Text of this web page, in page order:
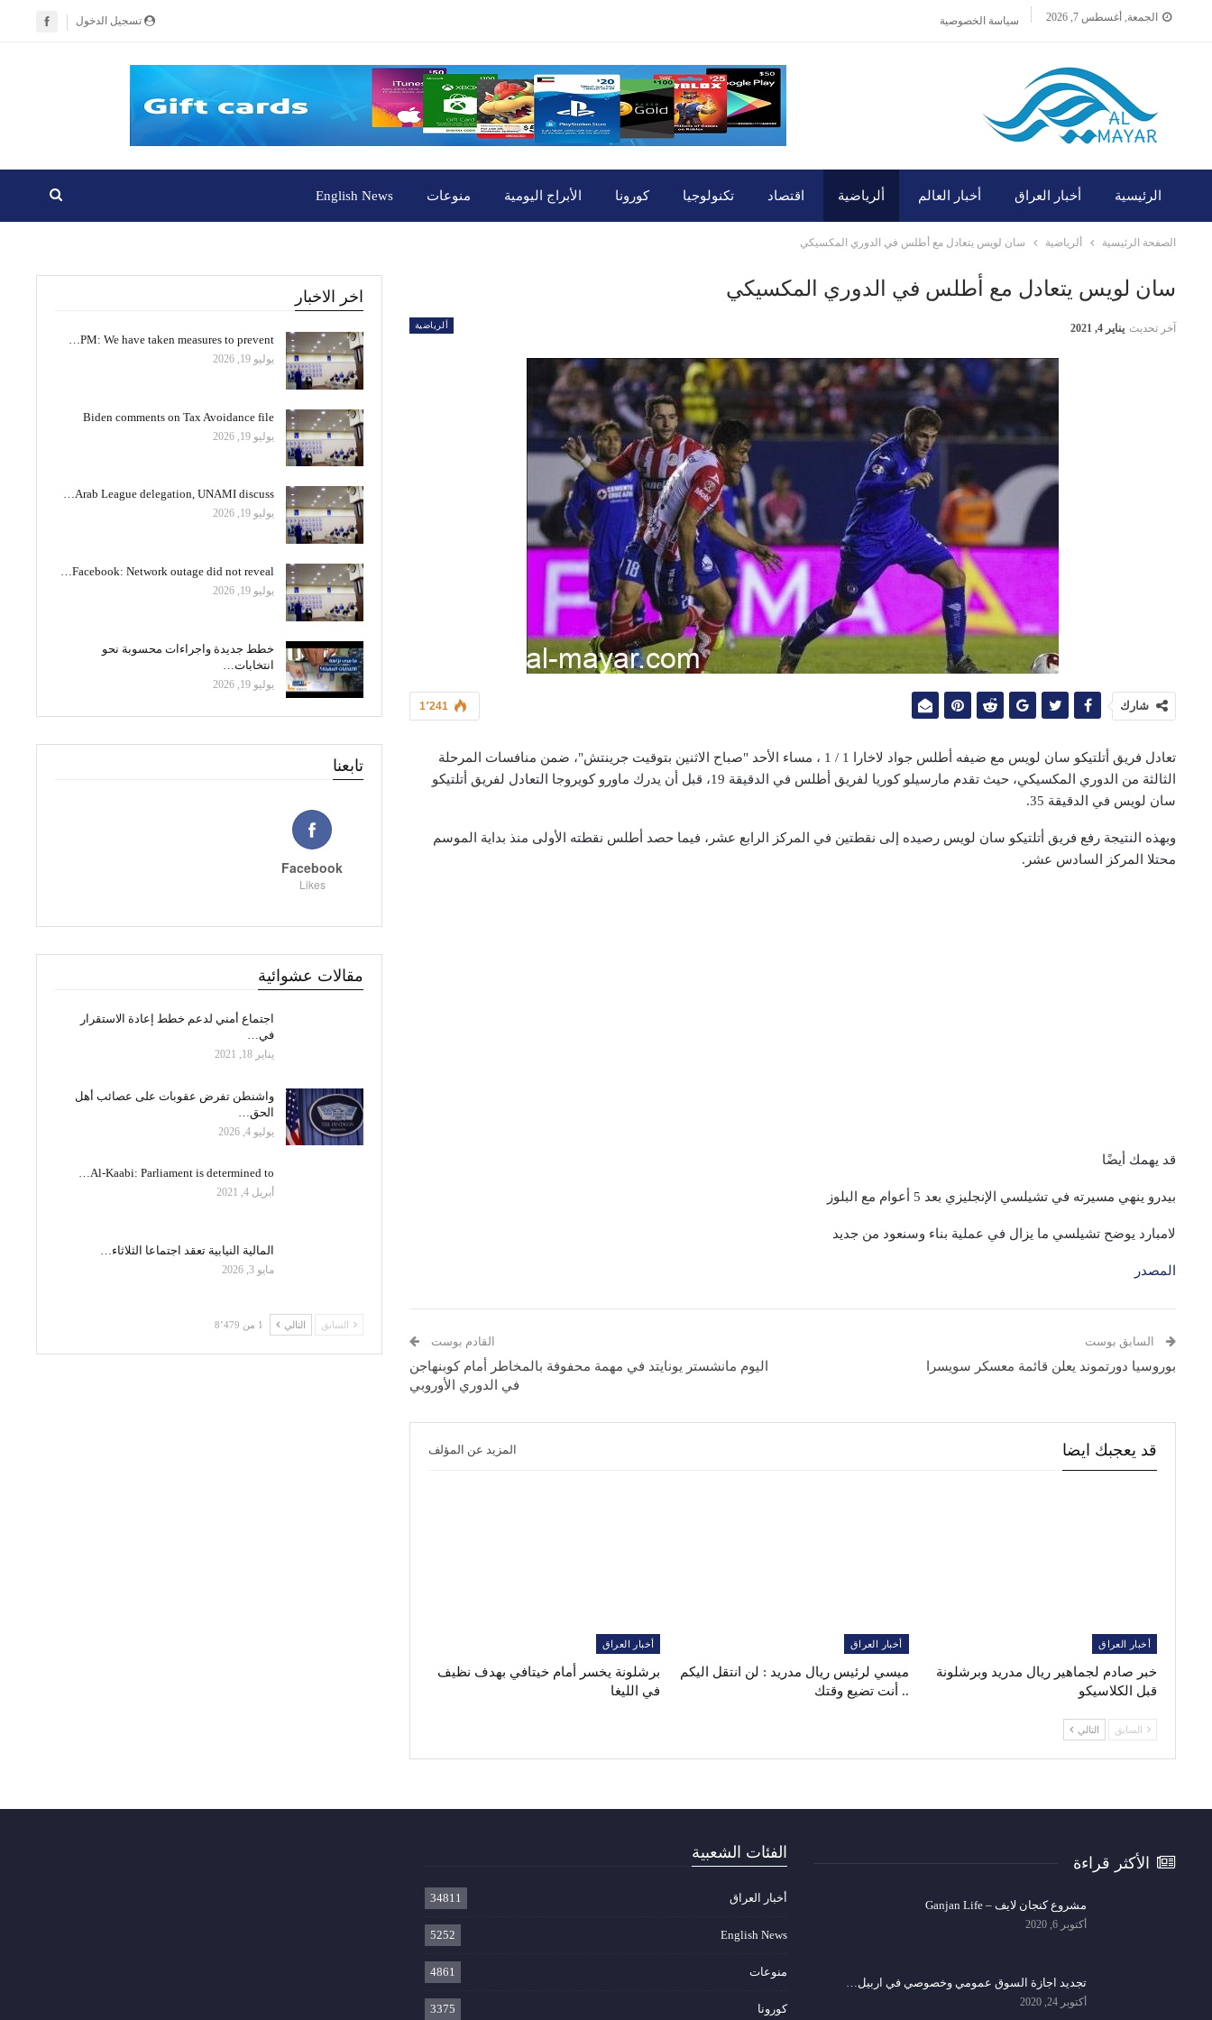
تسجيل الدخول الجمعة, أغسطس 7, 2026 سياسة الخصوصية
الرئيسية أخبار العراق أخبار العالم ألرياضية اقتصاد تكنولوجيا كورونا الأبراج اليومية منوعات English News
الصفحة الرئيسية ألرياضية سان لويس يتعادل مع أطلس في الدوري المكسيكي
سان لويس يتعادل مع أطلس في الدوري المكسيكي
ألرياضية آخر تحديث يناير 4, 2021
1٬241 شارك
تعادل فريق أتلتيكو سان لويس مع ضيفه أطلس جواد لاخارا 1 / 1 ، مساء الأحد "صباح الاثنين بتوقيت جرينتش"، ضمن منافسات المرحلة
الثالثة من الدوري المكسيكي، حيث تقدم مارسيلو كوريا لفريق أطلس في الدقيقة 19، قبل أن يدرك ماورو كويروجا التعادل لفريق أتلتيكو
سان لويس في الدقيقة 35.
وبهذه النتيجة رفع فريق أتلتيكو سان لويس رصيده إلى نقطتين في المركز الرابع عشر، فيما حصد أطلس نقطته الأولى منذ بداية الموسم
محتلا المركز السادس عشر.
قد يهمك أيضًا
بيدرو ينهي مسيرته في تشيلسي الإنجليزي بعد 5 أعوام مع البلوز
لامبارد يوضح تشيلسي ما يزال في عملية بناء وسنعود من جديد
المصدر
السابق بوست
بوروسيا دورتموند يعلن قائمة معسكر سويسرا
القادم بوست
اليوم مانشستر يونايتد في مهمة محفوفة بالمخاطر أمام كوبنهاجن
في الدوري الأوروبي
قد يعجبك ايضا المزيد عن المؤلف
أخبار العراق
خبر صادم لجماهير ريال مدريد وبرشلونة
قبل الكلاسيكو
أخبار العراق
ميسي لرئيس ريال مدريد : لن انتقل اليكم
.. أنت تضيع وقتك
أخبار العراق
برشلونة يخسر أمام خيتافي بهدف نظيف
في الليغا
السابق التالي
اخر الاخبار
PM: We have taken measures to prevent…
يوليو 19, 2026
Biden comments on Tax Avoidance file
يوليو 19, 2026
Arab League delegation, UNAMI discuss…
يوليو 19, 2026
Facebook: Network outage did not reveal…
يوليو 19, 2026
خطط جديدة واجراءات محسوبة نحو
انتخابات…
يوليو 19, 2026
تابعنا
Facebook
Likes
مقالات عشوائية
اجتماع أمني لدعم خطط إعادة الاستقرار
في…
يناير 18, 2021
واشنطن تفرض عقوبات على عصائب أهل
الحق…
يوليو 4, 2026
Al-Kaabi: Parliament is determined to…
أبريل 4, 2021
المالية النيابية تعقد اجتماعا الثلاثاء…
مايو 3, 2026
السابق التالي 1 من 8٬479
الأكثر قراءة
مشروع كنجان لايف – Ganjan Life
أكتوبر 6, 2020
تجديد اجازة السوق عمومي وخصوصي في اربيل…
أكتوبر 24, 2020
الفئات الشعبية
أخبار العراق 34811
English News
5252
منوعات 4861
كورونا 3375